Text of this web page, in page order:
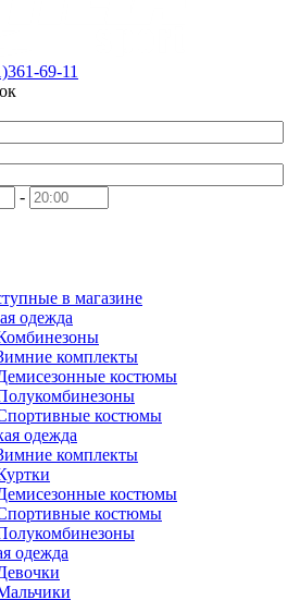
69-11
-
в магазине
одежда
комплекты
костюмы
костюмы
одежда
комплекты
костюмы
костюмы
одежда